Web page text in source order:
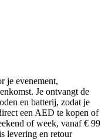
je evenement,
Je ontvangt de
en batterij, zodat je
een AED te kopen of
of week, vanaf € 99
levering en retour